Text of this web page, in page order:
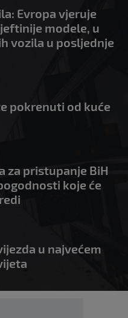
Evropa vjeruje
modele, u
vozila u posljednje
pokrenuti od kuće
za pristupanje BiH
koje će
u najvećem